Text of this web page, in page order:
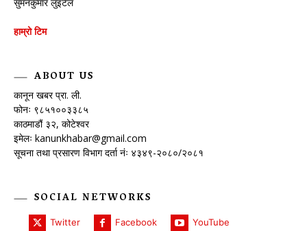
हाम्रो टिम
ABOUT US
कानून खबर प्रा. ली.
फोनः ९८५१००३३८५
काठमाडौं ३२, कोटेश्वर
इमेलः kanunkhabar@gmail.com
सूचना तथा प्रसारण विभाग दर्ता नंः ४३४९-२०८०/२०८१
SOCIAL NETWORKS
Twitter Facebook YouTube